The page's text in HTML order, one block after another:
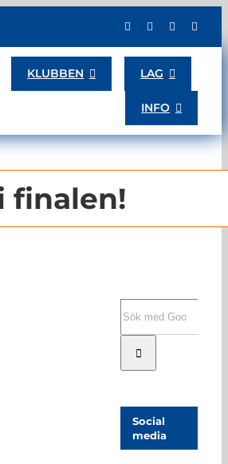
KLUBBEN LAG
INFO
finalen!
Social
media